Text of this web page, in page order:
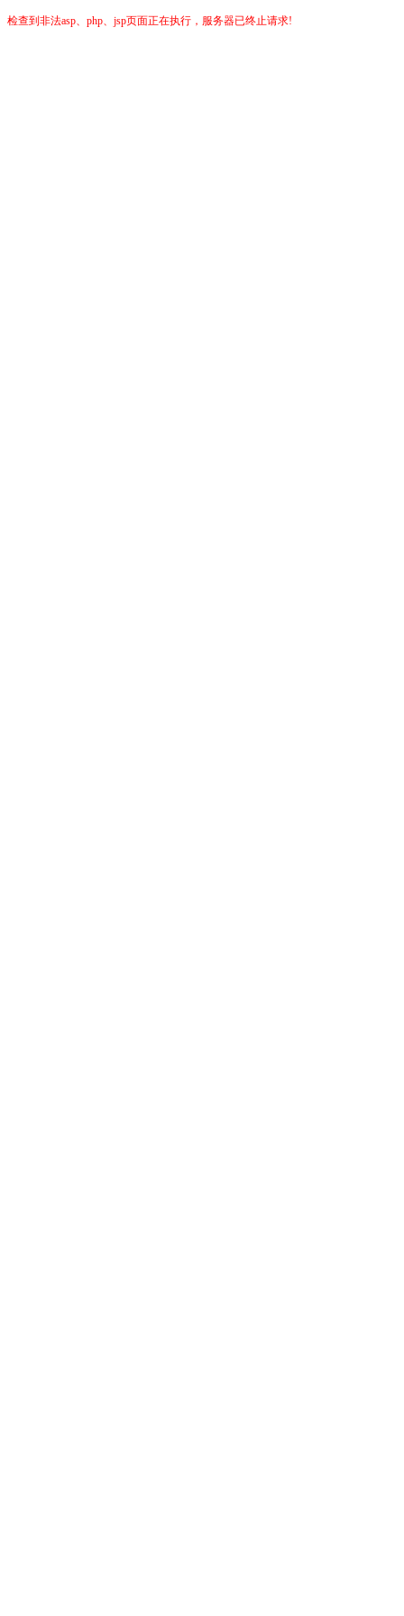
检查到非法asp、php、jsp页面正在执行，服务器已终止请求!